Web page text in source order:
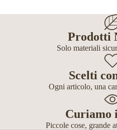
Prodotti
Solo materiali
Scelti
Ogni articolo, una
Curiamo
Piccole cose, grande